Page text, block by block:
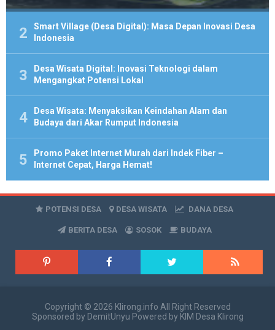
Smart Village (Desa Digital): Masa Depan Inovasi Desa
Indonesia
Desa Wisata Digital: Inovasi Teknologi dalam
Mengangkat Potensi Lokal
Desa Wisata: Menyaksikan Keindahan Alam dan
Budaya dari Akar Rumput Indonesia
Promo Paket Internet Murah dari Indek Fiber –
Internet Cepat, Harga Hemat!
POTENSI DESA DESA WISATA DANA DESA
BERITA DESA SOSOK BUDAYA
Copyright © 2026 Klirong.info All Right Reserved
Sponsored by DemitUnyu Powered by KIM Desa Klirong